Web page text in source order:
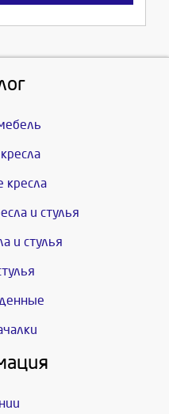
кресла
и стулья
и стулья